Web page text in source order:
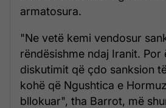
armatosura.
"Ne vetë kemi vendosur
rëndësishme ndaj Iranit. Por
diskutimit që çdo sanksion
kohë që Ngushtica e
bllokuar", tha Barrot, më